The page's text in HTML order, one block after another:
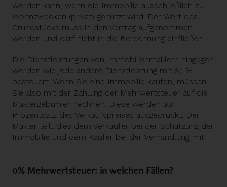
werden kann, wenn die Immobilie ausschließlich zu
Wohnzwecken (privat) genutzt wird. Der Wert des
Grundstücks muss in den Vertrag aufgenommen
werden und darf nicht in die Berechnung einfließen.
Die Dienstleistungen von Immobilienmaklern hingegen
werden wie jede andere Dienstleistung mit 8,1 %
besteuert. Wenn Sie eine Immobilie kaufen, müssen
Sie also mit der Zahlung der Mehrwertsteuer auf die
Maklergebühren rechnen. Diese werden als
Prozentsatz des Verkaufspreises ausgedrückt. Der
Makler teilt dies dem Verkäufer bei der Schätzung der
Immobilie und dem Käufer bei der Verhandlung mit.
0% Mehrwertsteuer: in welchen Fällen?